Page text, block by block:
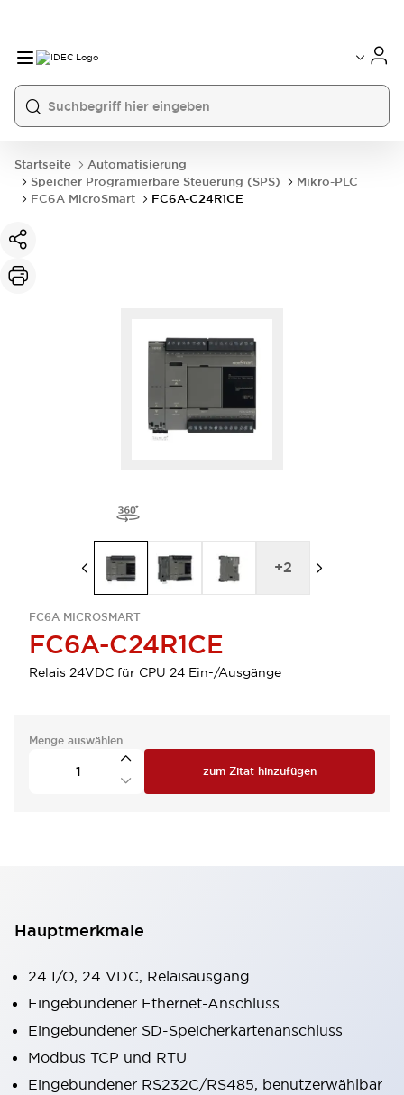
Startseite
Automatisierung
Speicher Programierbare Steuerung (SPS)
Mikro-PLC
FC6A MicroSmart
FC6A-C24R1CE
FC6A MICROSMART
FC6A-C24R1CE
Relais 24VDC für CPU 24 Ein-/Ausgänge
+2
Menge auswählen
zum Zitat hinzufügen
Hauptmerkmale
24 I/O, 24 VDC, Relaisausgang
Eingebundener Ethernet-Anschluss
Eingebundener SD-Speicherkartenanschluss
Modbus TCP und RTU
Eingebundener RS232C/RS485, benutzerwählbar